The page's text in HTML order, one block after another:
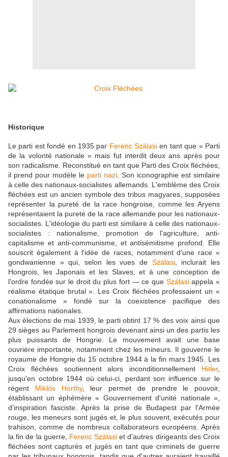
Historique
Le parti est fondé en 1935 par Ferenc Szálasi en tant que « Parti
de la volonté nationale » mais fut interdit deux ans après pour
son radicalisme. Reconstitué en tant que Parti des Croix fléchées,
il prend pour modèle le parti nazi. Son iconographie est similaire
à celle des nationaux-socialistes allemands. L'emblème des Croix
fléchées est un ancien symbole des tribus magyares, supposées
représenter la pureté de la race hongroise, comme les Aryens
représentaient la pureté de la race allemande pour les nationaux-
socialistes. L'idéologie du parti est similaire à celle des nationaux-
socialistes : nationalisme, promotion de l'agriculture, anti-
capitalisme et anti-communisme, et antisémitisme profond. Elle
souscrit également à l'idée de races, notamment d'une race «
gondwanienne » qui, selon les vues de Szálasi, inclurait les
Hongrois, les Japonais et les Slaves, et à une conception de
l'ordre fondée sur le droit du plus fort — ce que Szálasiappela «
réalisme étatique brutal ». Les Croix fléchées professaient un «
conationalisme » fondé sur la coexistence pacifique des
affirmations nationales.
Aux élections de mai 1939, le parti obtint 17 % des voix ainsi que
29 sièges au Parlement hongrois devenant ainsi un des partis les
plus puissants de Hongrie. Le mouvement avait une base
ouvrière importante, notamment chez les mineurs. Il gouverne le
royaume de Hongrie du 15 octobre 1944 à la fin mars 1945. Les
Croix fléchées soutiennent alors inconditionnellement Hitler,
jusqu'en octobre 1944 où celui-ci, perdant son influence sur le
régent Miklós Horthy, leur permet de prendre le pouvoir,
établissant un éphémère « Gouvernement d'unité nationale »,
d'inspiration fasciste. Après la prise de Budapest par l'Armée
rouge, les meneurs sont jugés et, le plus souvent, exécutés pour
trahison, comme de nombreux collaborateurs européens. Après
la fin de la guerre, Ferenc Szálasi et d'autres dirigeants des Croix
fléchées sont capturés et jugés en tant que criminels de guerre